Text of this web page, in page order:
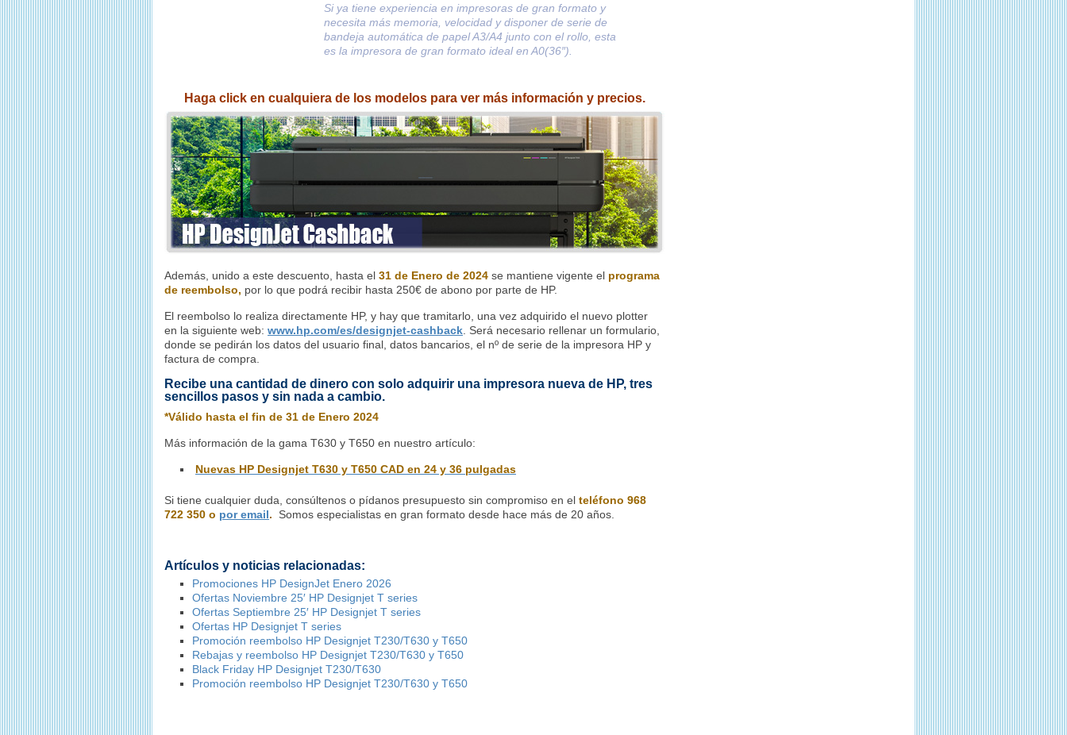
Si ya tiene experiencia en impresoras de gran formato y
necesita más memoria, velocidad y disponer de serie de
bandeja automática de papel A3/A4 junto con el rollo, esta
es la impresora de gran formato ideal en A0(36″).
Haga click en cualquiera de los modelos para ver más información y precios.
Además, unido a este descuento, hasta el 31 de Enero de 2024 se mantiene vigente el programa
de reembolso, por lo que podrá recibir hasta 250€ de abono por parte de HP.
El reembolso lo realiza directamente HP, y hay que tramitarlo, una vez adquirido el nuevo plotter
en la siguiente web: www.hp.com/es/designjet-cashback . Será necesario rellenar un formulario,
donde se pedirán los datos del usuario final, datos bancarios, el nº de serie de la impresora HP y
factura de compra.
Recibe una cantidad de dinero con solo adquirir una impresora nueva de HP, tres
sencillos pasos y sin nada a cambio.
*Válido hasta el fin de 31 de Enero 2024
Más información de la gama T630 y T650 en nuestro artículo:
Nuevas HP Designjet T630 y T650 CAD en 24 y 36 pulgadas
Si tiene cualquier duda, consúltenos o pídanos presupuesto sin compromiso en el teléfono 968
722 350 o por email. Somos especialistas en gran formato desde hace más de 20 años.
Artículos y noticias relacionadas:
Promociones HP DesignJet Enero 2026
Ofertas Noviembre 25′ HP Designjet T series
Ofertas Septiembre 25′ HP Designjet T series
Ofertas HP Designjet T series
Promoción reembolso HP Designjet T230/T630 y T650
Rebajas y reembolso HP Designjet T230/T630 y T650
Black Friday HP Designjet T230/T630
Promoción reembolso HP Designjet T230/T630 y T650